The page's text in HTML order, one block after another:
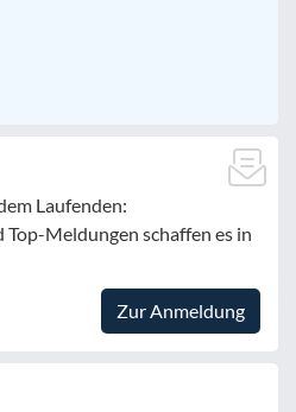
Laufenden:
Top-Meldungen schaffen es in
Zur Anmeldung